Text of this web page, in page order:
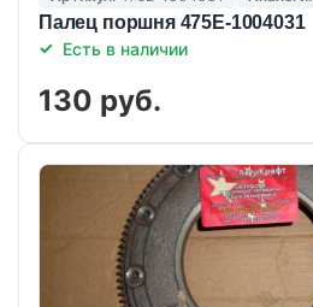
Палец поршня 475E-1004031
Есть в наличии
130 руб.